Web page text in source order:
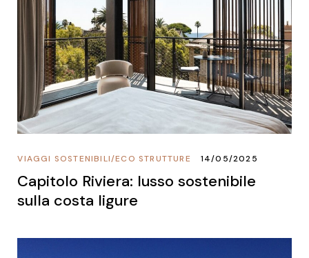
ECO STRUTTURE
/
VIAGGI SOSTENIBILI 14/05/2025
Capitolo Riviera: lusso sostenibile
sulla costa ligure